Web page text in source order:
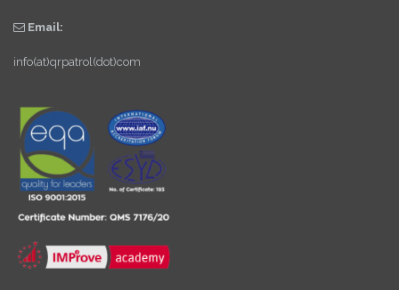
Email:
info(at)qrpatrol(dot)com